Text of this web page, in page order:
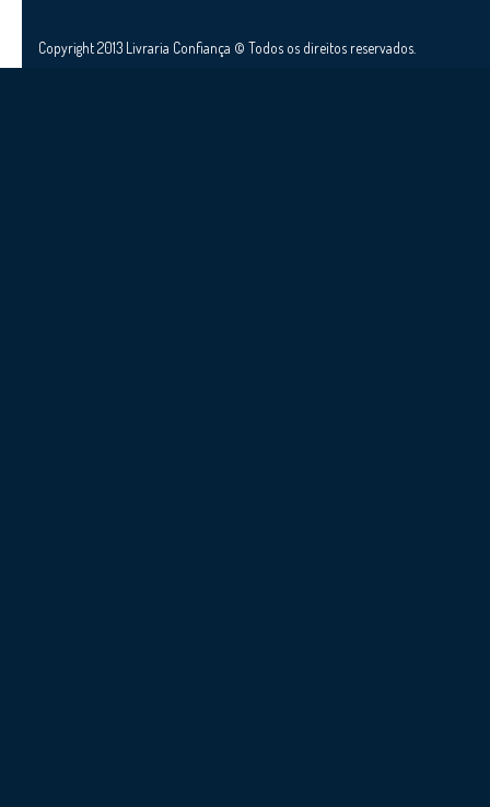
Copyright 2013 Livraria Confiança © Todos os direitos reservados.